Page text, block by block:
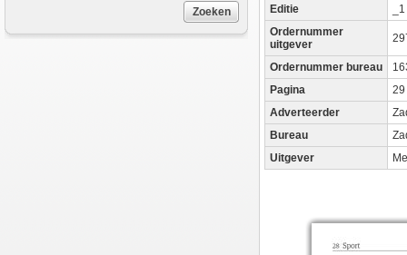
Zoeken
Editie
_1
Ordernummer
uitgever
Ordernummer bureau
Pagina
29
Adverteerder
Bureau
Uitgever